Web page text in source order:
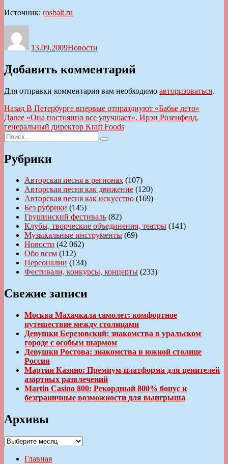
Источник: rosbalt.ru
13.09.2009Новости
Добавить комментарий
Для отправки комментария вам необходимо авторизоваться.
Навигация
по
записям
Назад Предыдущая
запись:
В Петербурге впервые отпразднуют «Бабье лето»
Далее Следующая
запись:
«Она постоянно все улучшает». Ирэн Розенфелд,
генеральный директор Kraft Foods
Искать:
Поиск
Рубрики
Авторская песня в регионах (107)
Авторская песня как движение (120)
Авторская песня как искусство (169)
Без рубрики (145)
Грушинский фестиваль (82)
Клубы, творческие объединения, театры (141)
Музыкальные инструменты (69)
Новости (42 062)
Обо всем (112)
Персоналии (134)
Фестивали, конкурсы, концерты (233)
Свежие записи
Москва Махачкала самолет: комфортное
путешествие между столицами
Девушки Березовский: знакомства в уральском
городе с особым шармом
Девушки Ростова: знакомства в южной столице
России
Мартин Казино: Премиум-платформа для ценителей
азартных развлечений
Martin Casino 800: Рекордный 800% бонус и
безграничные возможности для выигрыша
Архивы
Архивы
Главная